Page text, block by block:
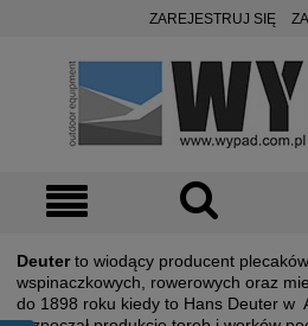
ZAREJESTRUJ SIĘ
Deuterto wiodący producent
wspinaczkowych, rowerowych oraz
do 1898 roku kiedy to Hans Deuter w